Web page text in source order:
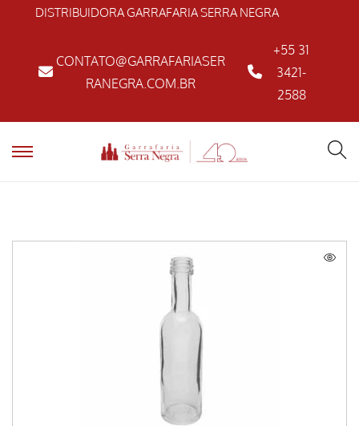
DISTRIBUIDORA GARRAFARIA SERRA NEGRA
CONTATO@GARRAFARIASER
RANEGRA.COM.BR
+55 31
3421-
2588